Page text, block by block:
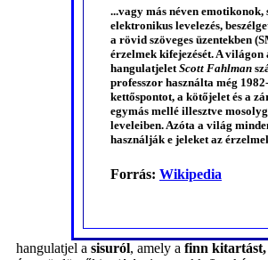
...vagy más néven
elektronikus levelezés,
a rövid szöveges üzentekben
érzelmek kifejezését. A világon
hangulatjelet Scott Fahlman
professzor használta még
kettőspontot, a kötőjelet és a
egymás mellé illesztve
leveleiben. Azóta a világ
használják e jeleket az
Forrás: Wikipedia
hangulatjel a sisuról, amely a finn